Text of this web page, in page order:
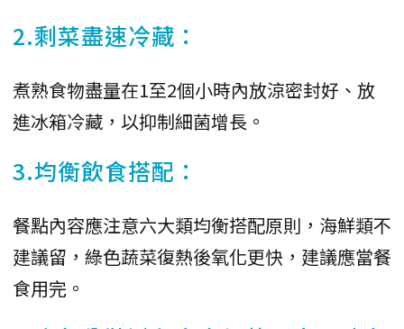
2.剩菜盡速冷藏：
煮熟食物盡量在1至2個小時內放涼密封好、放
進冰箱冷藏，以抑制細菌增長。
3.均衡飲食搭配：
餐點內容應注意六大類均衡搭配原則，海鮮類不
建議留，綠色蔬菜復熱後氧化更快，建議應當餐
食用完。